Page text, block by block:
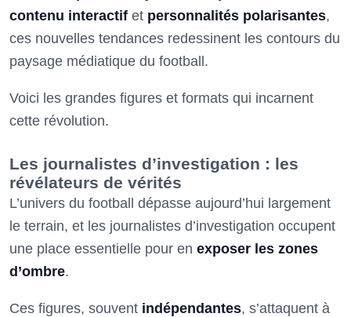
contenu interactif et personnalités polarisantes,
ces nouvelles tendances redessinent les contours du
paysage médiatique du football.
Voici les grandes figures et formats qui incarnent
cette révolution.
Les journalistes d’investigation : les
révélateurs de vérités
L’univers du football dépasse aujourd’hui largement
le terrain, et les journalistes d’investigation occupent
une place essentielle pour en exposer les zones
d’ombre.
Ces figures, souvent indépendantes, s’attaquent à